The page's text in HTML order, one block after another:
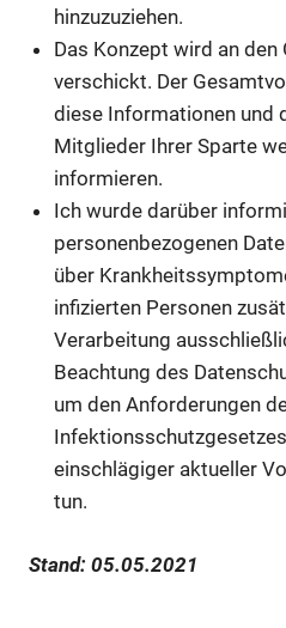
hinzuzuziehen.
Das Konzept wird an den
verschickt. Der
diese Informationen und
Mitglieder Ihrer Sparte
informieren.
Ich wurde darüber
personenbezogenen
über
infizierten Personen
Verarbeitung
Beachtung des
um den Anforderungen
einschlägiger aktueller
tun.
Stand: 05.05.2021